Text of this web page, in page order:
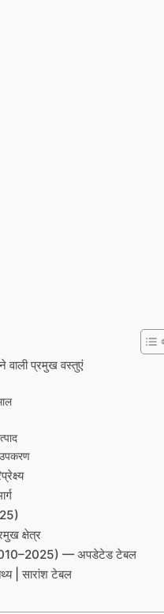
वाली प्रमुख वस्तुएं
क्षेत्र
(2010–2025) — अपडेटेड टेबल
| सारांश टेबल